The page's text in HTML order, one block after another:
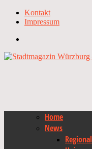
Kontakt
Impressum
Home
News
Regional